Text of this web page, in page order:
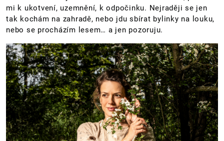
mi k ukotvení, uzemnění, k odpočinku. Nejraději se jen
tak kochám na zahradě, nebo jdu sbírat bylinky na louku,
nebo se procházím lesem… a jen pozoruju.